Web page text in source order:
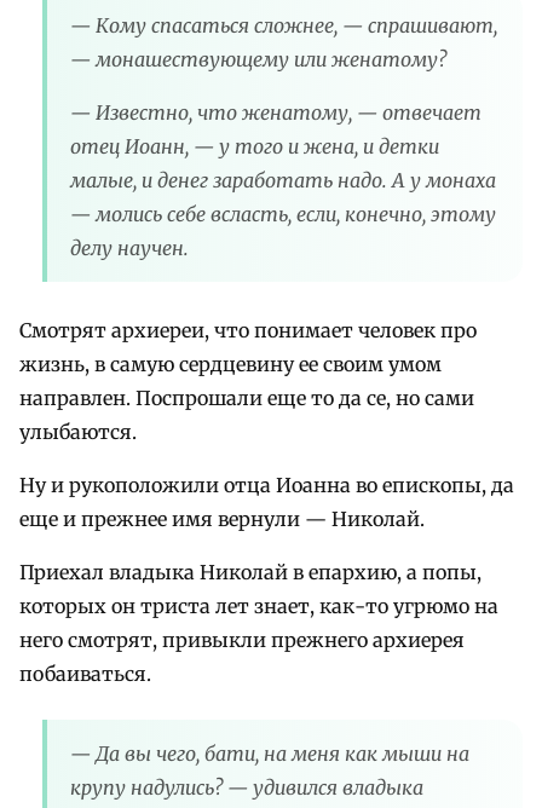
— Кому спасаться сложнее, — спрашивают,
— монашествующему или женатому?
— Известно, что женатому, — отвечает
отец Иоанн, — у того и жена, и детки
малые, и денег заработать надо. А у монаха
— молись себе всласть, если, конечно, этому
делу научен.
Смотрят архиереи, что понимает человек про
жизнь, в самую сердцевину ее своим умом
направлен. Поспрошали еще то да се, но сами
улыбаются.
Ну и рукоположили отца Иоанна во епископы, да
еще и прежнее имя вернули — Николай.
Приехал владыка Николай в епархию, а попы,
которых он триста лет знает, как-то угрюмо на
него смотрят, привыкли прежнего архиерея
побаиваться.
— Да вы чего, бати, на меня как мыши на
крупу надулись? — удивился владыка